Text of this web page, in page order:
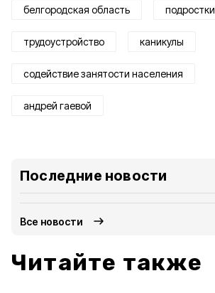
белгородская область подростки
трудоустройство каникулы
содействие занятости населения
андрей гаевой
Последние новости
Все новости
Читайте также